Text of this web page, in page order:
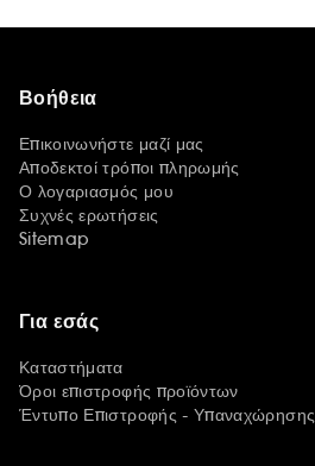
Βοήθεια
Επικοινωνήστε μαζί μας
Αποδεκτοί τρόποι πληρωμής
Ο λογαριασμός μου
Συχνές ερωτήσεις
Sitemap
Για εσάς
Καταστήματα
Όροι επιστροφής προϊόντων
Έντυπο Επιστροφής - Υπαναχώρησης